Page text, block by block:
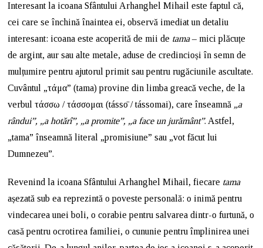
Interesant la icoana Sfântului Arhanghel Mihail este faptul că,
cei care se închină înaintea ei, observă imediat un detaliu
interesant: icoana este acoperită de mii de tama– mici plăcuțe
de argint, aur sau alte metale, aduse de credincioși în semn de
mulțumire pentru ajutorul primit sau pentru rugăciunile ascultate.
Cuvântul „τάμα” (tama) provine din limba greacă veche, de la
verbul τάσσω / τάσσομαι (tássō / tássomai), care înseamnă „a
rândui”, „a hotărî”, „a promite”, „a face un jurământ”. Astfel,
„tama” înseamnă literal „promisiune” sau „vot făcut lui
Dumnezeu”.
Revenind la icoana Sfântului Arhanghel Mihail, fiecare tama
așezată sub ea reprezintă o poveste personală: o inimă pentru
vindecarea unei boli, o corabie pentru salvarea dintr-o furtună, o
casă pentru ocrotirea familiei, o cununie pentru împlinirea unei